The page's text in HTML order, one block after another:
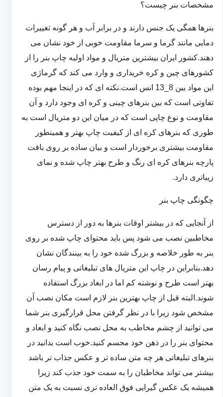
مشخصات بنر چیست؟
بنرها همگی یک جنس دارند و در برابر آب و هر گونه تغییرات
دمایی مانند گرما و سرما مقاومت خوبی از خود نشان می
دهند.کشور ایران بیشترین متریال و مواد اولیه چاپ بنر را از
کشورهای چین و کره خریداری و وارد می کند که گرماژی
این مواد بین 8_13 انس است.نکته ای که در اینجا مهم بوده
تفاوتی است که بین بنرهای چینی و کره ای وجود دارد و آن
مقاومت و نوع چاپی است که در میان این دو متریال است به
طوری که بنرهای کره ای از کیفیت چاپ بهتر و همینطور
مقاومت بیشتری برخوردار است و بیان ساده بر روی بافت
پارچه بنرهای کره ای رنگ و طرح بهتر چاپ شده و نمای
زیباتری دارد.
چگونگی چاپ بنر
از آنجایی که در بیشتر اوقات بنرها به دور از دسترس
مخاطبین نصب می شود پس باید محتوای چاپ شده بر روی
بنر به طور خلاصه و بزرگ شده خود را به بینندگان نشان
دهد.بنابراین در چاپ این متریال های تبلیغاتی و پیام رسان
بهتر است طرح و نوشته کم اما در ابعاد بزرگ استفاده
شوند.البته قبل از چاپ بهترین بنر لازم است مکان نصب آن
مشخص شود زیرا با در نظر گرفتن محل قرارگیری بنر شما
می توانید از چشم مخاطب به محل نصب نگاه کنید و ابعاد و
محتوای بنر را در ذهن خود مجسم کنید.خوب است بدانید در
بنرهای تبلیغاتی هر چه متن ساده تر و عکس جذاب تر باشد
بیشتر می تواند مخاطبان را به سمت خود جذب کند زیرا
همیشه یک عکس گیرایی فوق العاده تری نسبت به یک متن